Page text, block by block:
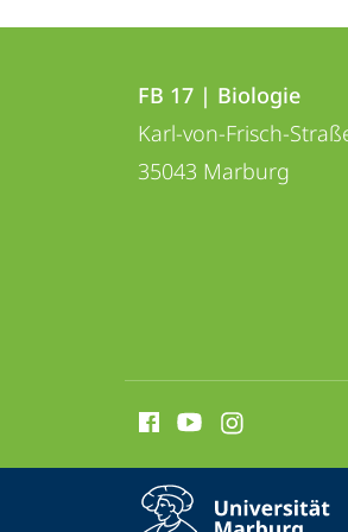
Informationen
FB
17
FB 17 | Biologie
Karl-von-Frisch-
35043 Marburg
Media
Kontakte
Service-
Navigation